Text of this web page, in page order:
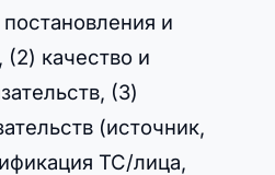
и
качество и
(3)
(источник,
ТС/лица,